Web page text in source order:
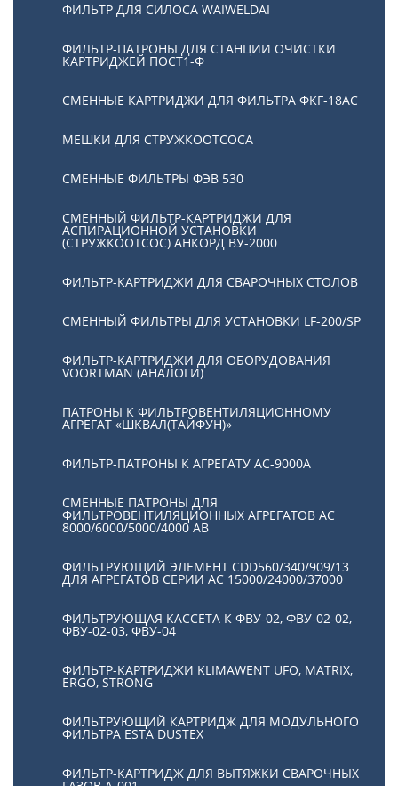
ФИЛЬТР ДЛЯ СИЛОСА WAIWELDAI
ФИЛЬТР-ПАТРОНЫ ДЛЯ СТАНЦИИ ОЧИСТКИ
КАРТРИДЖЕЙ ПОСТ1-Ф
СМЕННЫЕ КАРТРИДЖИ ДЛЯ ФИЛЬТРА ФКГ-18АС
МЕШКИ ДЛЯ СТРУЖКООТСОСА
СМЕННЫЕ ФИЛЬТРЫ ФЭВ 530
СМЕННЫЙ ФИЛЬТР-КАРТРИДЖИ ДЛЯ
АСПИРАЦИОННОЙ УСТАНОВКИ
(СТРУЖКООТСОС) АНКОРД ВУ-2000
ФИЛЬТР-КАРТРИДЖИ ДЛЯ СВАРОЧНЫХ СТОЛОВ
СМЕННЫЙ ФИЛЬТРЫ ДЛЯ УСТАНОВКИ LF-200/SP
ФИЛЬТР-КАРТРИДЖИ ДЛЯ ОБОРУДОВАНИЯ
VOORTMAN (АНАЛОГИ)
ПАТРОНЫ К ФИЛЬТРОВЕНТИЛЯЦИОННОМУ
АГРЕГАТ «ШКВАЛ(ТАЙФУН)»
ФИЛЬТР-ПАТРОНЫ К АГРЕГАТУ АС-9000А
СМЕННЫЕ ПАТРОНЫ ДЛЯ
ФИЛЬТРОВЕНТИЛЯЦИОННЫХ АГРЕГАТОВ АС
8000/6000/5000/4000 АВ
ФИЛЬТРУЮЩИЙ ЭЛЕМЕНТ CDD560/340/909/13
ДЛЯ АГРЕГАТОВ СЕРИИ АС 15000/24000/37000
ФИЛЬТРУЮЩАЯ КАССЕТА К ФВУ-02, ФВУ-02-02,
ФВУ-02-03, ФВУ-04
ФИЛЬТР-КАРТРИДЖИ KLIMAWENT UFO, MATRIX,
ERGO, STRONG
ФИЛЬТРУЮЩИЙ КАРТРИДЖ ДЛЯ МОДУЛЬНОГО
ФИЛЬТРА ESTA DUSTEX
ФИЛЬТР-КАРТРИДЖ ДЛЯ ВЫТЯЖКИ СВАРОЧНЫХ